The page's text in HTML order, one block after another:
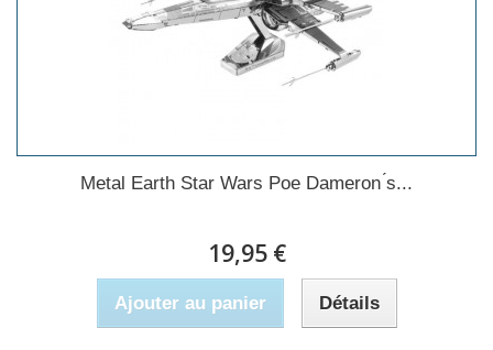
Metal Earth Star Wars Poe Dameron ́s...
19,95 €
Ajouter au panier Détails